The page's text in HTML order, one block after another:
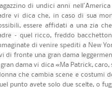
di undici anni
vi dica che, in caso di sua
essere affidati a una zia
– quel ricco, freddo
di venire spediti a New
di fronte una gran dama
dama vi dica «Ma Patrick,
che cambia scene e costumi
punto avete solo due scelte, o